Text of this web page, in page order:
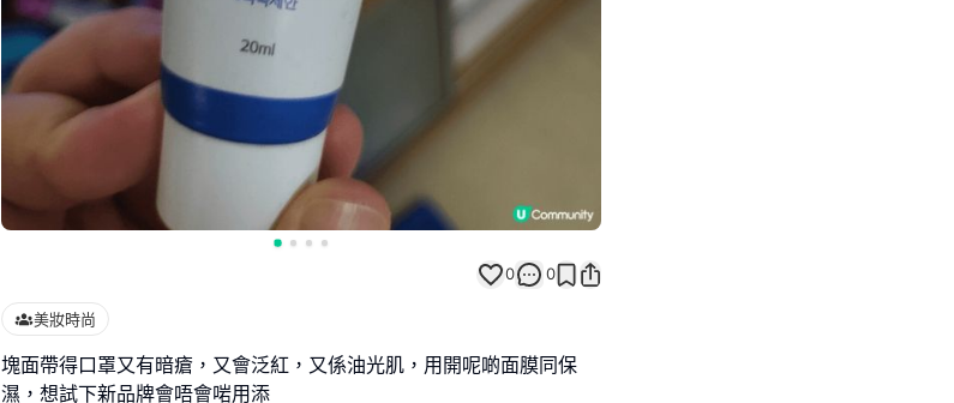
0 0
美妝時尚
塊面帶得口罩又有暗瘡，又會泛紅，又係油光肌，用開呢啲面膜同保